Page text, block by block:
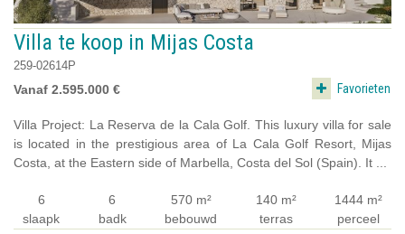
Villa te koop in Mijas Costa
259-02614P
Vanaf 2.595.000 € Favorieten
Villa Project: La Reserva de la Cala Golf. This luxury villa for sale
is located in the prestigious area of La Cala Golf Resort, Mijas
Costa, at the Eastern side of Marbella, Costa del Sol (Spain). It ...
6
slaapk
6
badk
570 m²
bebouwd
140 m²
terras
1444 m²
perceel